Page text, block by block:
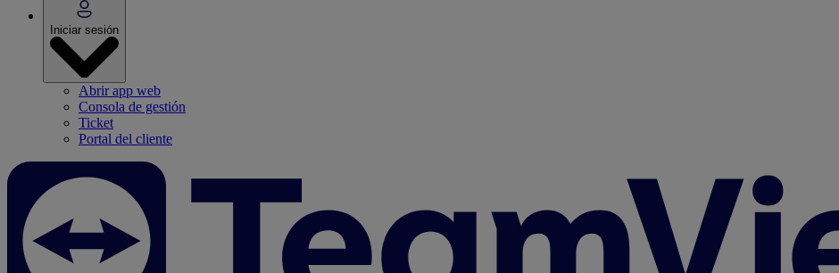
Iniciar sesión
Abrir app web
Consola de gestión
Ticket
Portal del cliente